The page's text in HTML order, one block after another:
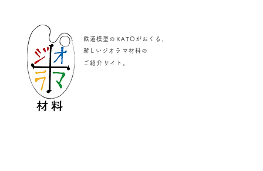
鉄道模型のKATOがおくる、
​新しいジオラマ材料の
ご紹介サイト